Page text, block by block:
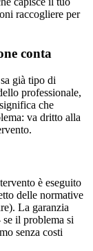
raccogliere per
conta
già tipo di
professionale,
che
va dritto alla
è eseguito
delle normative
La garanzia
il problema si
senza costi